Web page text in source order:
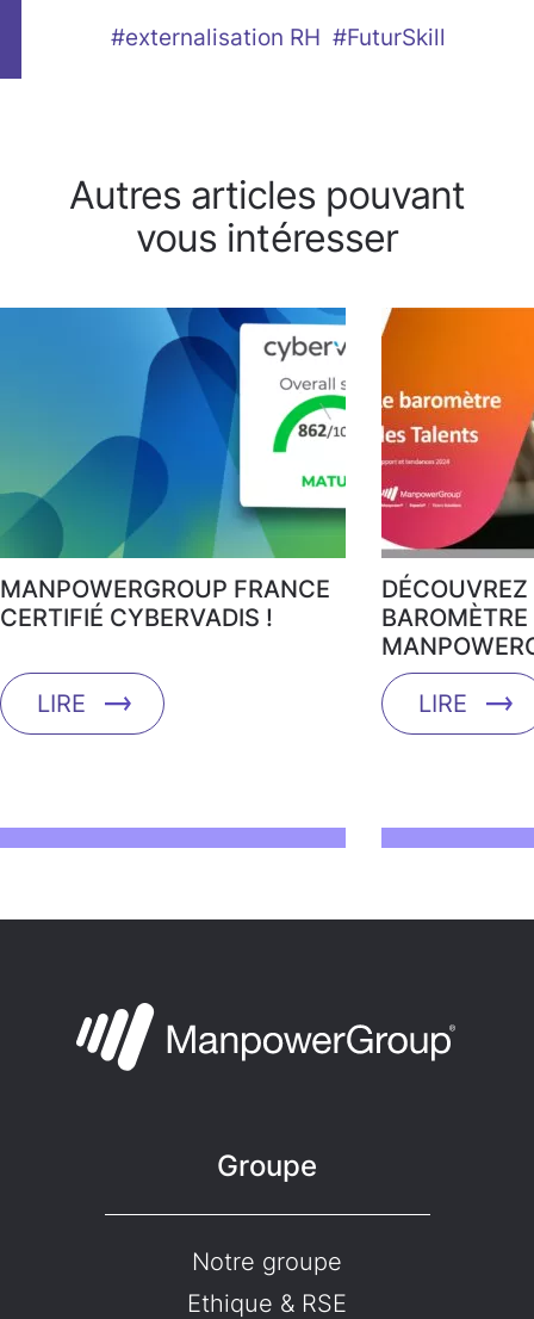
#externalisation RH #FuturSkill
Autres articles pouvant
vous intéresser
MANPOWERGROUP FRANCE
CERTIFIÉ CYBERVADIS !
LIRE
DÉCOUVREZ
LIRE
Groupe
Notre groupe
Ethique & RSE